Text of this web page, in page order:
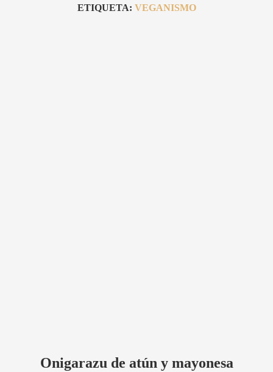
ETIQUETA: VEGANISMO
Onigarazu de atún y mayonesa